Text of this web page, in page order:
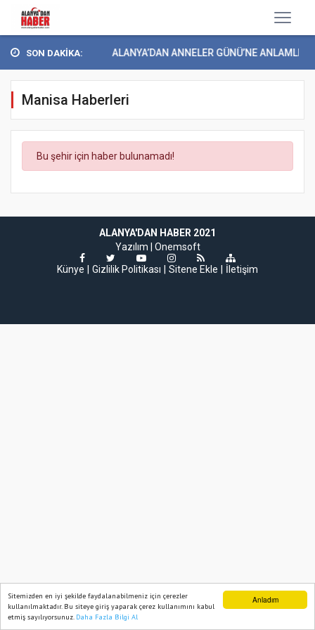
Anladım
Sitemizden en iyi şekilde faydalanabilmeniz için çerezler
kullanılmaktadır. Bu siteye giriş yaparak çerez kullanımını kabul
etmiş sayılıyorsunuz. Daha Fazla Bilgi Al
SON DAKİKA:YEŞİLAY ALANYA’DAN ANNELER GÜNÜ’NE ANLAMLI
Manisa Haberleri
Bu şehir için haber bulunamadı!
ALANYA'DAN HABER 2021
Yazılım | Onemsoft
Künye
Gizlilik Politikası Sitene Ekle İletişim
Ana Sayfa Web TV